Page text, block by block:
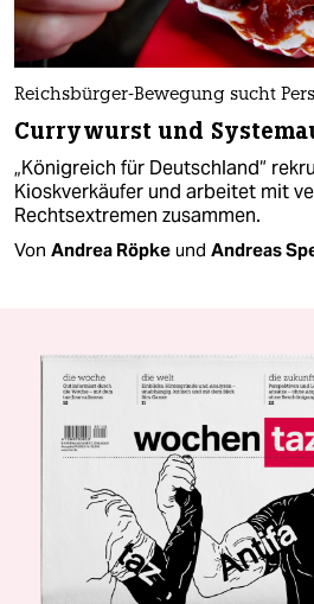
Reichsbürger-Bewegung sucht
Currywurst und
„Königreich für Deutschland“
Kioskverkäufer und arbeitet mit
Rechtsextremen zusammen.
Von Andrea Röpke und Andreas